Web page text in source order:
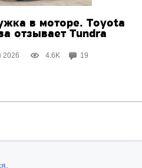
в моторе. Toyota
отзывает Tundra
2026 4.6K 19
.